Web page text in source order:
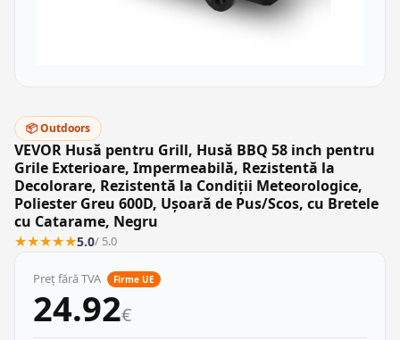
📦 Outdoors
VEVOR Husă pentru Grill, Husă BBQ 58 inch pentru
Grile Exterioare, Impermeabilă, Rezistentă la
Decolorare, Rezistentă la Condiții Meteorologice,
Poliester Greu 600D, Ușoară de Pus/Scos, cu Bretele
cu Catarame, Negru
★★★★★5.0/ 5.0
Preț fără TVA Firme UE
24.92€